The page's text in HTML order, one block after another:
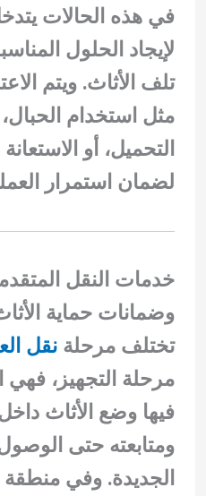
في هذه الحالات
لإيجاد الحلول
تلف الأثاث. ويتم
مثل استخدام الحبال،
التحميل، أو
لضمان استمرار
خدمات النقل
وضمانات حماية
تختلف مرحلةنقل
مرحلة التجهيز، فهي
فيها وضع الأثاث داخل
ومتابعته حتى
الجديدة. وفي